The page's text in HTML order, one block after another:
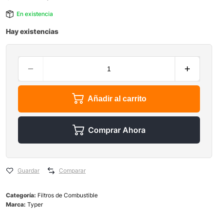
En existencia
Hay existencias
Añadir al carrito
Comprar Ahora
Guardar Comparar
Categoría: Filtros de Combustible
Marca: Typer